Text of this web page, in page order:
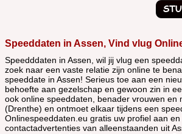
Speeddaten in Assen, Vind vlug
Speedddaten in Assen, wil jij vlug een
zoek naar een vaste relatie zijn online te
speeddate in Assen! Serieus toe aan een
behoefte aan gezelschap en gewoon zin in
ook online speeddaten, benader vrouwen en
(Drenthe) en ontmoet elkaar tijdens een
Onlinespeeddaten.eu gratis uw profiel aan
contactadvertenties van alleenstaanden uit